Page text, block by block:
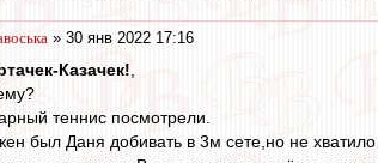
» 30 янв 2022 17:16
Казачек!
теннис посмотрели.
был Даня добивать в 3м сете,но не хватило